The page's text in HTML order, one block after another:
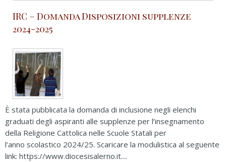
IRC – Domanda Disposizioni supplenze
2024-2025
È stata pubblicata la domanda di inclusione negli elenchi
graduati degli aspiranti alle supplenze per l’insegnamento
della Religione Cattolica nelle Scuole Statali per
l’anno scolastico 2024/25. Scaricare la modulistica al seguente
link: https://www.diocesisalerno.it....